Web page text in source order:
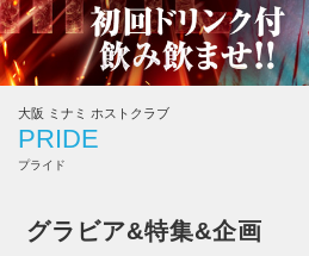
大阪 ミナミ ホストクラブ
PRIDE
プライド
グラビア&特集&企画